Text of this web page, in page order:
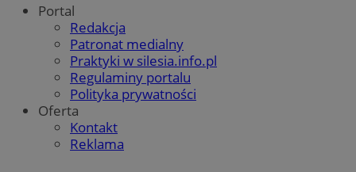
Portal
Redakcja
Patronat medialny
Praktyki w silesia.info.pl
Regulaminy portalu
Polityka prywatności
Oferta
Kontakt
Reklama